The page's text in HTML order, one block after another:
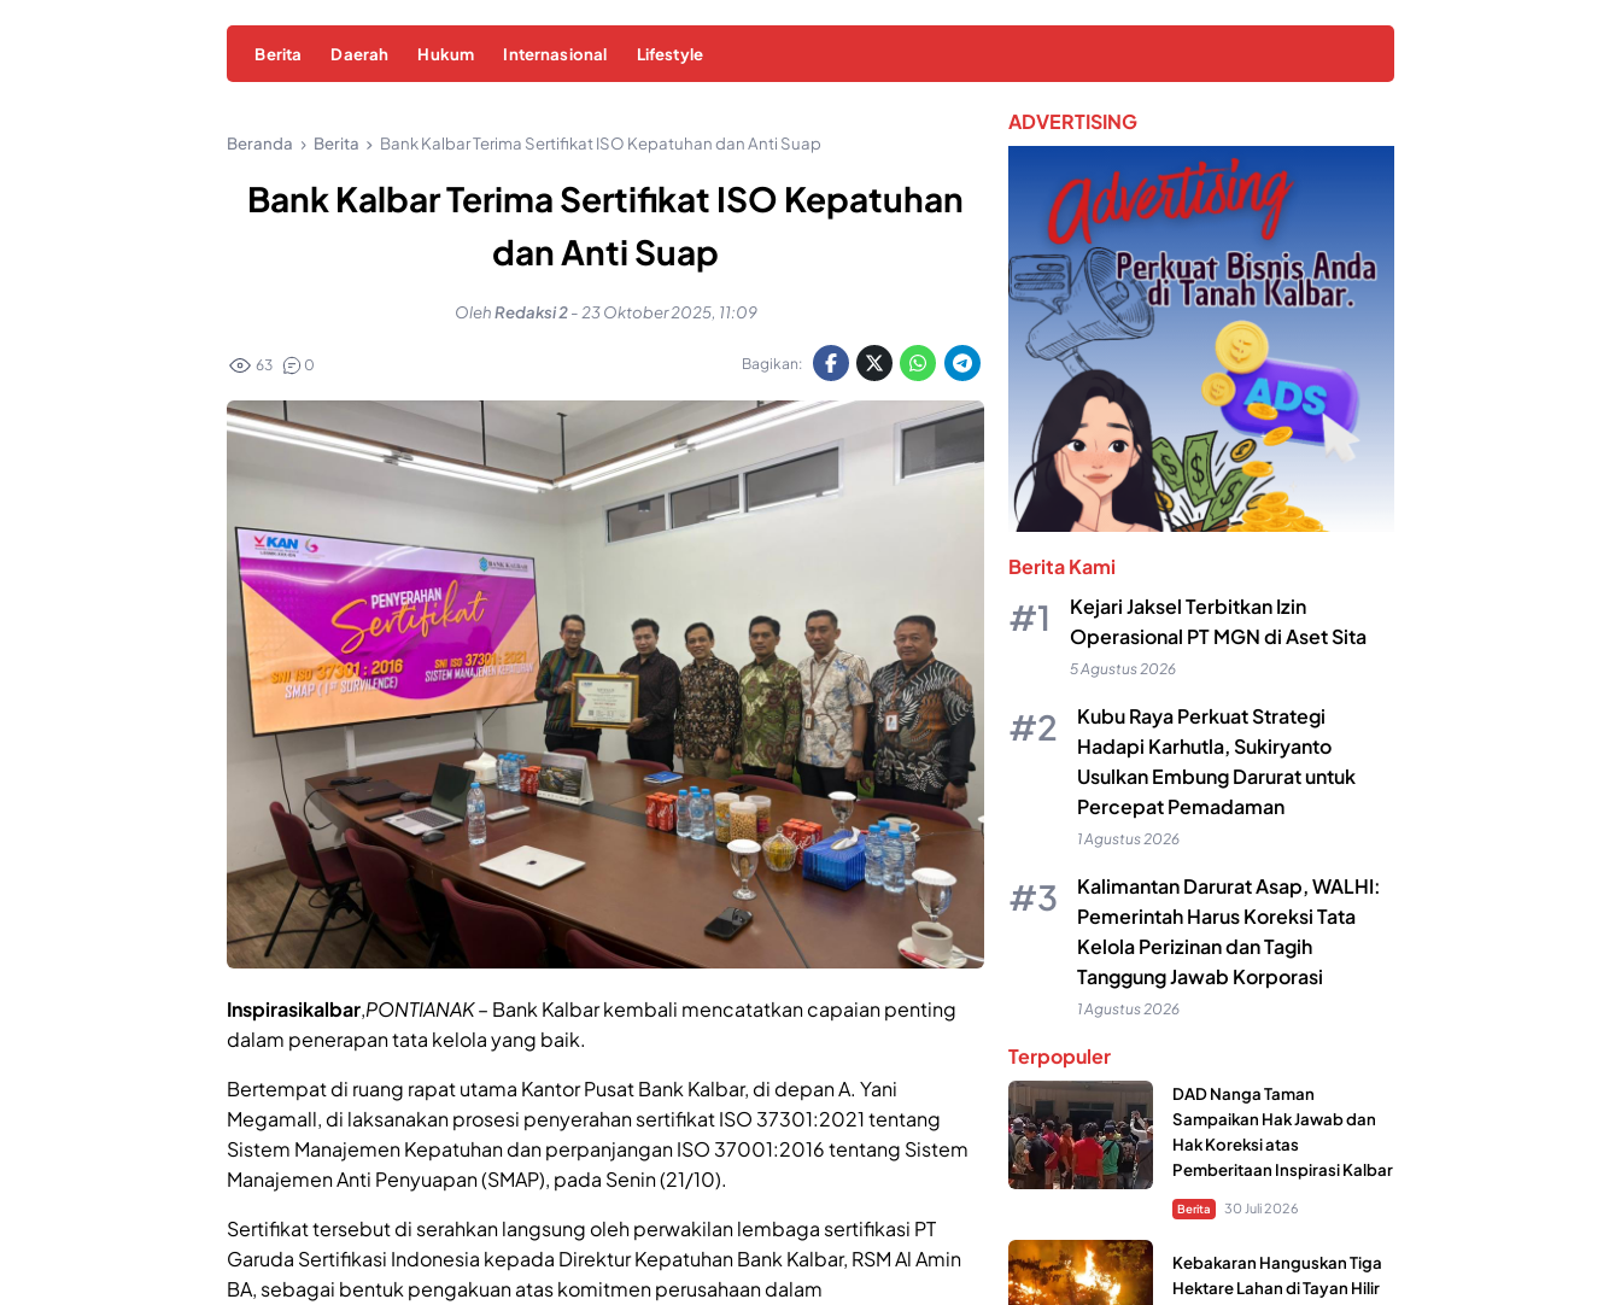
Berita Daerah Hukum Internasional Lifestyle
Beranda Berita Bank Kalbar Terima Sertifikat ISO Kepatuhan dan Anti Suap
Bank Kalbar Terima Sertifikat ISO Kepatuhan
dan Anti Suap
OlehRedaksi 2 - 23 Oktober 2025, 11:09
63 0 Bagikan:
Inspirasikalbar,PONTIANAK– Bank Kalbar kembali mencatatkan capaian penting
dalam penerapan tata kelola yang baik.
Bertempat di ruang rapat utama Kantor Pusat Bank Kalbar, di depan A. Yani
Megamall, di laksanakan prosesi penyerahan sertifikat ISO 37301:2021 tentang
Sistem Manajemen Kepatuhan dan perpanjangan ISO 37001:2016 tentang Sistem
Manajemen Anti Penyuapan (SMAP), pada Senin (21/10).
Sertifikat tersebut di serahkan langsung oleh perwakilan lembaga sertifikasi PT
Garuda Sertifikasi Indonesia kepada Direktur Kepatuhan Bank Kalbar, RSM Al Amin
BA, sebagai bentuk pengakuan atas komitmen perusahaan dalam
ADVERTISING
Berita Kami
Kejari Jaksel Terbitkan Izin
Operasional PT MGN di Aset Sita
5 Agustus 2026
Kubu Raya Perkuat Strategi
Hadapi Karhutla, Sukiryanto
Usulkan Embung Darurat untuk
Percepat Pemadaman
1 Agustus 2026
Kalimantan Darurat Asap, WALHI:
Pemerintah Harus Koreksi Tata
Kelola Perizinan dan Tagih
Tanggung Jawab Korporasi
1 Agustus 2026
Terpopuler
DAD Nanga Taman
Sampaikan Hak Jawab dan
Hak Koreksi atas
Pemberitaan Inspirasi Kalbar
Berita 30 Juli 2026
Kebakaran Hanguskan Tiga
Hektare Lahan di Tayan Hilir